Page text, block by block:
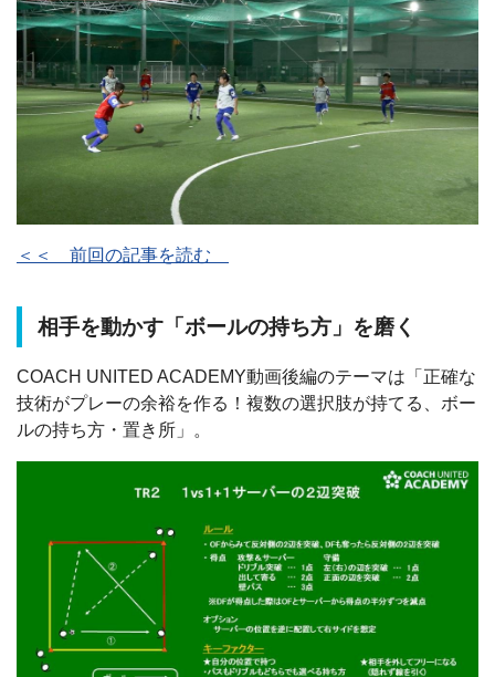
＜＜ 前回の記事を読む
相手を動かす「ボールの持ち方」を磨く
COACH UNITED ACADEMY動画後編のテーマは「正確な
技術がプレーの余裕を作る！複数の選択肢が持てる、ボー
ルの持ち方・置き所」。